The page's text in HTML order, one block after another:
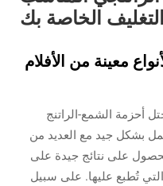
الخاصة بك
معينة من الأفلام
أحزمة الشمع-الراتنج
تعمل بشكل جيد مع العديد من
على نتائج جيدة على
تُطبع عليها. على سبيل